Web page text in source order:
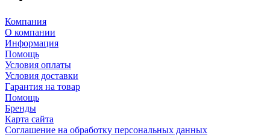
Компания
О компании
Информация
Помощь
Условия оплаты
Условия доставки
Гарантия на товар
Помощь
Бренды
Карта сайта
Соглашение на обработку персональных данных